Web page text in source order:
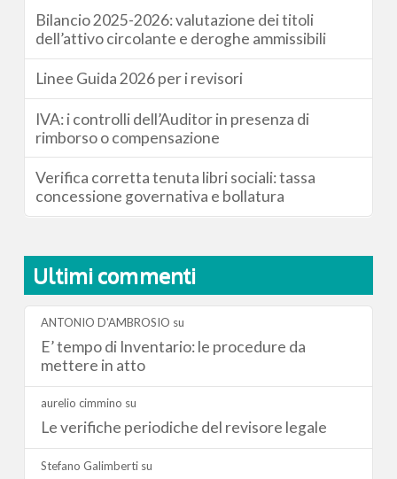
Bilancio 2025-2026: valutazione dei titoli
dell’attivo circolante e deroghe ammissibili
Linee Guida 2026 per i revisori
IVA: i controlli dell’Auditor in presenza di
rimborso o compensazione
Verifica corretta tenuta libri sociali: tassa
concessione governativa e bollatura
Ultimi commenti
ANTONIO D'AMBROSIO su
E’ tempo di Inventario: le procedure da
mettere in atto
aurelio cimmino su
Le verifiche periodiche del revisore legale
Stefano Galimberti su